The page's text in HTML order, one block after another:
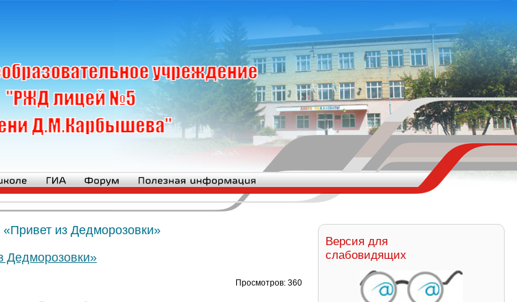
из Дедморозовки»
Дедморозовки»
Просмотров: 360
Версия для
слабовидящих